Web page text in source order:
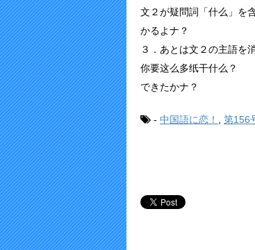
文２が疑問詞「什么」を
かるよナ？
３．あとは文２の主語を
你要这么多纸干什么？
できたかナ？
- 中国語に恋！ 第156